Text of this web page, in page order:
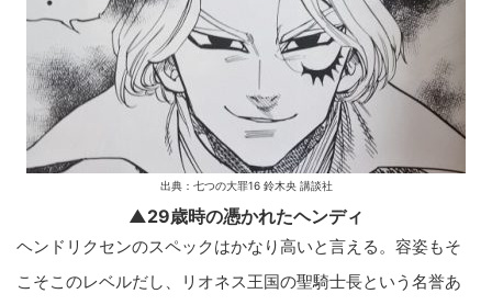
出典：七つの大罪16 鈴木央 講談社
▲29歳時の憑かれたヘンディ
ヘンドリクセンのスペックはかなり高いと言える。容姿もそ
こそこのレベルだし、リオネス王国の聖騎士長という名誉あ